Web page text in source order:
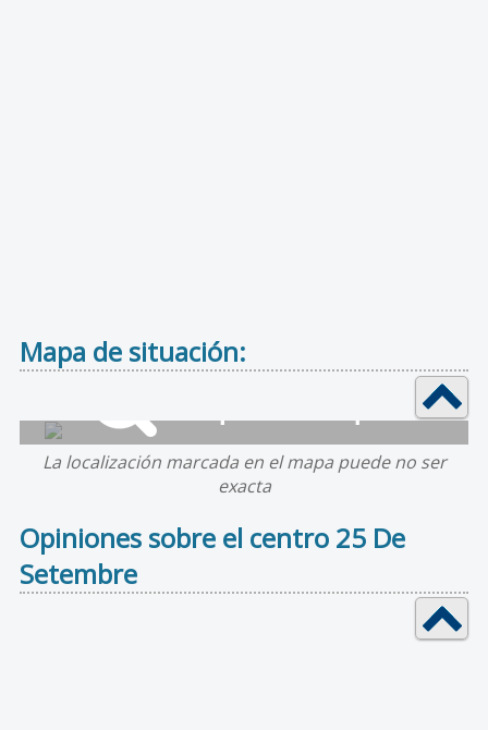
Mapa de situación:
La localización marcada en el mapa puede no ser
exacta
Opiniones sobre el centro 25 De
Setembre